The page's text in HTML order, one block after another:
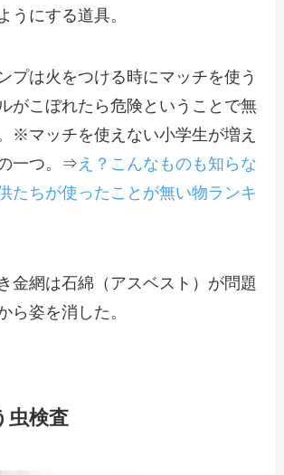
うにする道具。
プは火をつける時にマッチを使う
がこぼれたら危険ということで無
※マッチを使えない小学生が増え
一つ。⇒ え？こんなものも知らな
たちが使ったことが無い物ランキ
金網は石綿（アスベスト）が問題
ら姿を消した。
検査